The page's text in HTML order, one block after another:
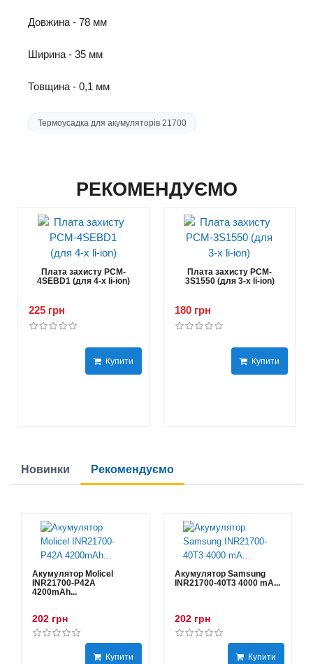
Довжина - 78 мм
Ширина - 35 мм
Товщина - 0,1 мм
Термоусадка для акумуляторів 21700
РЕКОМЕНДУЄМО
Плата захисту PCM-
4SEBD1 (для 4-х li-ion)
225 грн
Купити
Плата захисту PCM-
3S1550 (для 3-х li-ion)
180 грн
Купити
Новинки Рекомендуємо
Акумулятор Molicel
INR21700-P42A
4200mAh...
202 грн
Купити
Акумулятор Samsung
INR21700-40T3 4000 mA...
202 грн
Купити